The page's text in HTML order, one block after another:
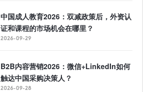
中国成人教育2026：双减政策后，外资认
证和课程的市场机会在哪里？
2026-09-29
B2B内容营销2026：微信+LinkedIn如何
触达中国采购决策人？
2026-09-28